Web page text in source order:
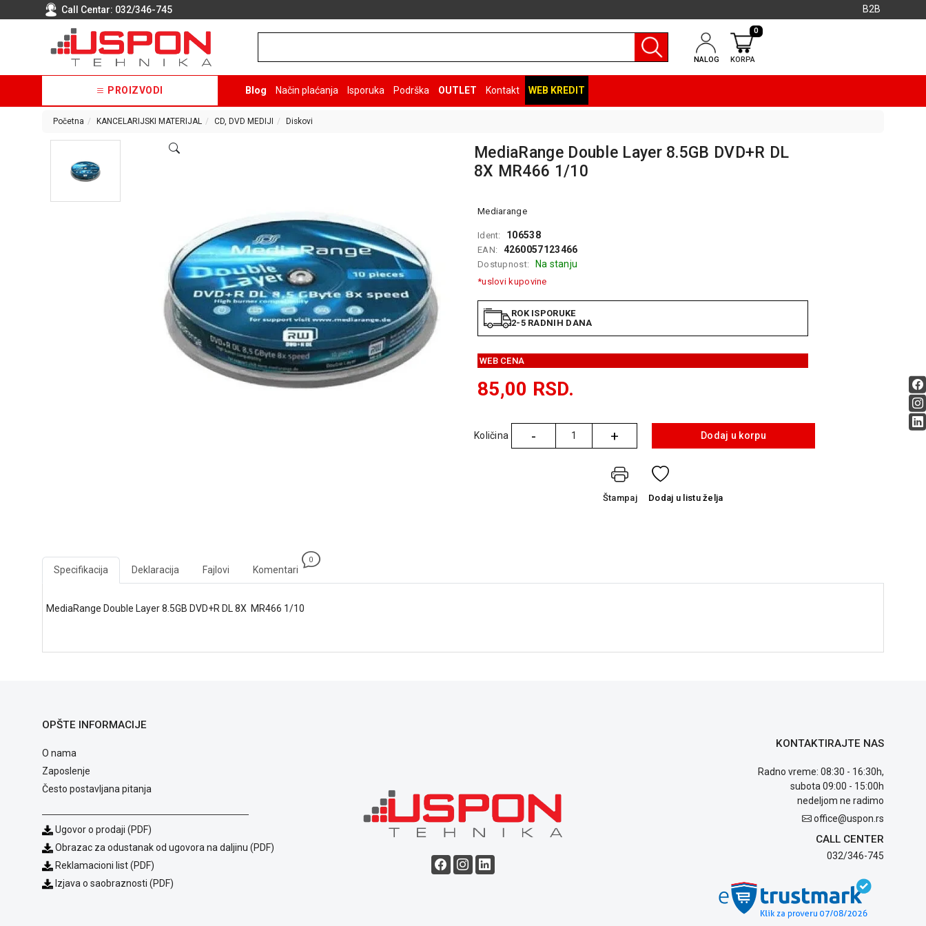
Call Centar: 032/346-745 B2B
NALOG KORPA
0
PROIZVODI Blog Način plaćanja Isporuka Podrška OUTLET Kontakt WEB KREDIT
Početna KANCELARIJSKI MATERIJAL CD, DVD MEDIJI Diskovi
MediaRange Double Layer 8.5GB DVD+R DL
8X MR466 1/10
Mediarange
Ident: 106538
EAN: 4260057123466
Dostupnost: Na stanju
*uslovi kupovine
ROK ISPORUKE
2-5 RADNIH DANA
WEB CENA
85,00 RSD.
Količina - + Dodaj u korpu
Štampaj Dodaj u listu želja
Specifikacija Deklaracija Fajlovi Komentari
0
MediaRange Double Layer 8.5GB DVD+R DL 8X MR466 1/10
OPŠTE INFORMACIJE
O nama
Zaposlenje
Često postavljana pitanja
Ugovor o prodaji (PDF)
Obrazac za odustanak od ugovora na daljinu (PDF)
Reklamacioni list (PDF)
Izjava o saobraznosti (PDF)
KONTAKTIRAJTE NAS
Radno vreme: 08:30 - 16:30h,
subota 09:00 - 15:00h
nedeljom ne radimo
office@uspon.rs
CALL CENTER
032/346-745